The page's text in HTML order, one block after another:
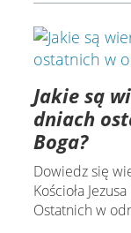
Jakie są
dniach
Boga?
Dowiedz się
Kościoła
Ostatnich w